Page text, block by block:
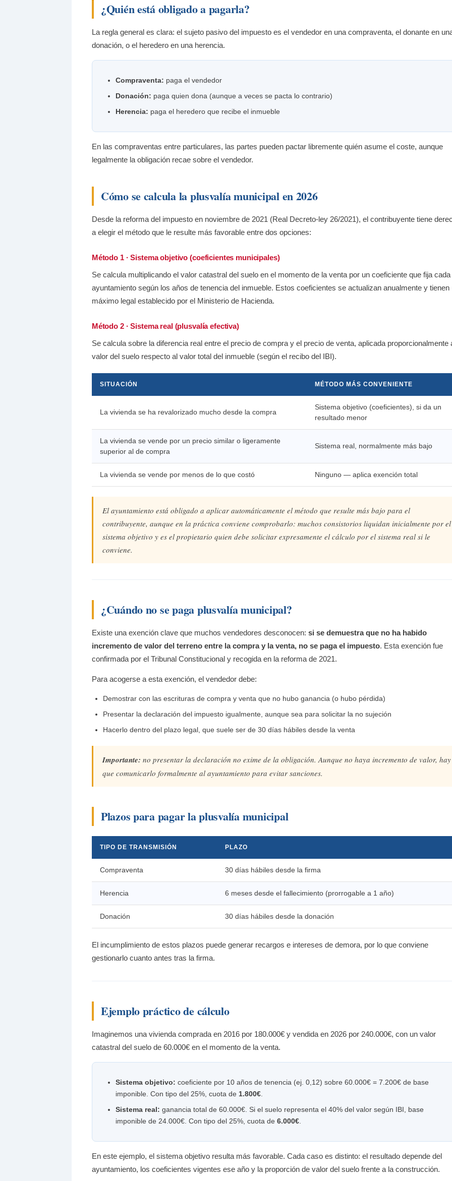
¿Quién está obligado a pagarla?
La regla general es clara: el sujeto pasivo del impuesto es el vendedor en una compraventa, el donante en
donación, o el heredero en una herencia.
Compraventa: paga el vendedor
Donación: paga quien dona (aunque a veces se pacta lo contrario)
Herencia: paga el heredero que recibe el inmueble
En las compraventas entre particulares, las partes pueden pactar libremente quién asume el coste, aunque
legalmente la obligación recae sobre el vendedor.
Cómo se calcula la plusvalía municipal en 2026
Desde la reforma del impuesto en noviembre de 2021 (Real Decreto-ley 26/2021), el contribuyente tiene
a elegir el método que le resulte más favorable entre dos opciones:
Método 1 · Sistema objetivo (coeficientes municipales)
Se calcula multiplicando el valor catastral del suelo en el momento de la venta por un coeficiente que fija cada
ayuntamiento según los años de tenencia del inmueble. Estos coeficientes se actualizan anualmente y tienen
máximo legal establecido por el Ministerio de Hacienda.
Método 2 · Sistema real (plusvalía efectiva)
Se calcula sobre la diferencia real entre el precio de compra y el precio de venta, aplicada proporcionalmente
valor del suelo respecto al valor total del inmueble (según el recibo del IBI).
SITUACIÓN MÉTODO MÁS CONVENIENTE
La vivienda se ha revalorizado mucho desde la compra
Sistema objetivo (coeficientes), si da un
resultado menor
La vivienda se vende por un precio similar o ligeramente
superior al de compra
Sistema real, normalmente más bajo
La vivienda se vende por menos de lo que costó Ninguno — aplica exención total
El ayuntamiento está obligado a aplicar automáticamente el método que resulte más bajo para el
contribuyente, aunque en la práctica conviene comprobarlo: muchos consistorios liquidan inicialmente por el
sistema objetivo y es el propietario quien debe solicitar expresamente el cálculo por el sistema real si le
conviene.
¿Cuándo no se paga plusvalía municipal?
Existe una exención clave que muchos vendedores desconocen: si se demuestra que no ha habido
incremento de valor del terreno entre la compra y la venta, no se paga el impuesto. Esta exención fue
confirmada por el Tribunal Constitucional y recogida en la reforma de 2021.
Para acogerse a esta exención, el vendedor debe:
Demostrar con las escrituras de compra y venta que no hubo ganancia (o hubo pérdida)
Presentar la declaración del impuesto igualmente, aunque sea para solicitar la no sujeción
Hacerlo dentro del plazo legal, que suele ser de 30 días hábiles desde la venta
Importante: no presentar la declaración no exime de la obligación. Aunque no haya incremento de valor, hay
que comunicarlo formalmente al ayuntamiento para evitar sanciones.
Plazos para pagar la plusvalía municipal
TIPO DE TRANSMISIÓN PLAZO
Compraventa 30 días hábiles desde la firma
Herencia 6 meses desde el fallecimiento (prorrogable a 1 año)
Donación 30 días hábiles desde la donación
El incumplimiento de estos plazos puede generar recargos e intereses de demora, por lo que conviene
gestionarlo cuanto antes tras la firma.
Ejemplo práctico de cálculo
Imaginemos una vivienda comprada en 2016 por 180.000€ y vendida en 2026 por 240.000€, con un valor
catastral del suelo de 60.000€ en el momento de la venta.
Sistema objetivo: coeficiente por 10 años de tenencia (ej. 0,12) sobre 60.000€ = 7.200€ de base
imponible. Con tipo del 25%, cuota de 1.800€.
Sistema real: ganancia total de 60.000€. Si el suelo representa el 40% del valor según IBI, base
imponible de 24.000€. Con tipo del 25%, cuota de 6.000€.
En este ejemplo, el sistema objetivo resulta más favorable. Cada caso es distinto: el resultado depende del
ayuntamiento, los coeficientes vigentes ese año y la proporción de valor del suelo frente a la construcción.